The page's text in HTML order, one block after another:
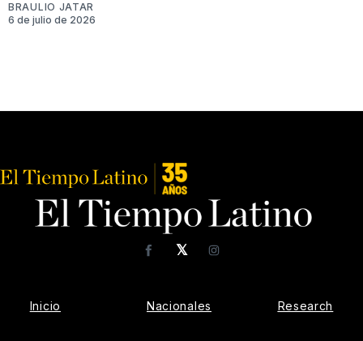
BRAULIO JATAR
6 de julio de 2026
𝕏
FacebookInstagram
Inicio Nacionales Research